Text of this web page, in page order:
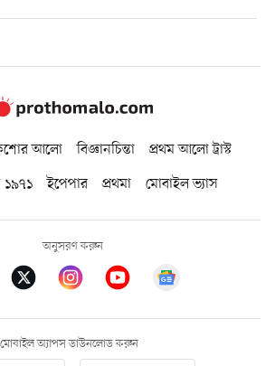
আলো বিজ্ঞানচিন্তা
প্রথম আলো ট্রাস্ট
১৯৭১ ইপেপার প্রথমা মোবাইল ভ্যাস
অনুসরণ করুন
মোবাইল অ্যাপস ডাউনলোড করুন